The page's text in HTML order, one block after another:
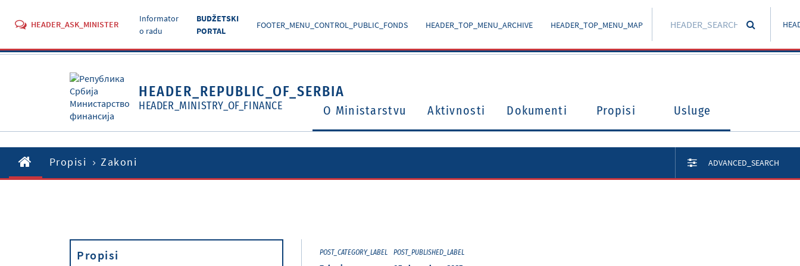
HEADER_ASK_MINISTER
Informator
o radu
BUDŽETSKI
PORTAL
FOOTER_MENU_CONTROL_PUBLIC_FONDS HEADER_TOP_MENU_ARCHIVE HEADER_TOP_MENU_MAP
HEADER_REPUBLIC_OF_SERBIA
HEADER_MINISTRY_OF_FINANCE O Ministarstvu Aktivnosti Dokumenti Propisi Usluge
Propisi Zakoni ADVANCED_SEARCH
Propisi POST_CATEGORY_LABEL POST_PUBLISHED_LABEL